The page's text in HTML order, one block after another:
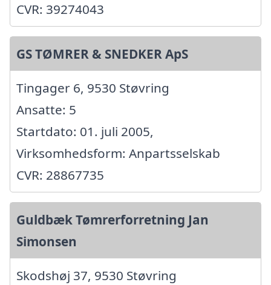
CVR: 39274043
GS TØMRER & SNEDKER ApS
Tingager 6, 9530 Støvring
Ansatte: 5
Startdato: 01. juli 2005,
Virksomhedsform: Anpartsselskab
CVR: 28867735
Guldbæk Tømrerforretning Jan
Simonsen
Skodshøj 37, 9530 Støvring